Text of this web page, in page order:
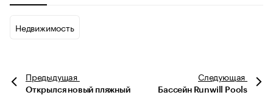
Недвижимость
Предыдущая
Открылся новый пляжный
Следующая
Бассейн Runwill Pools